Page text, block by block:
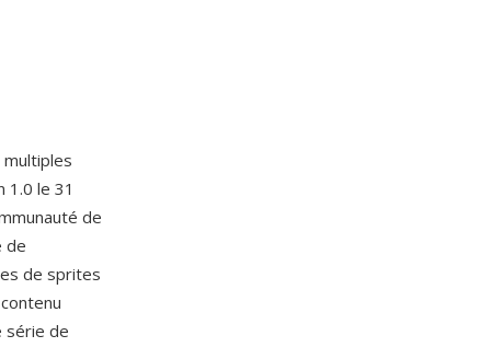
1.0 le 31
de
de
de sprites
série de